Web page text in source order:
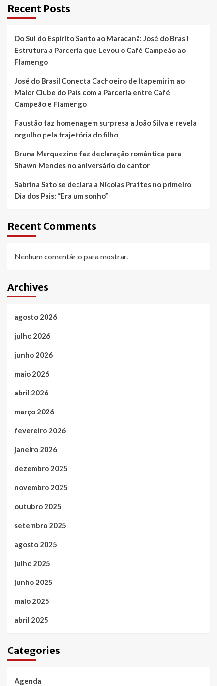
Recent Posts
Do Sul do Espírito Santo ao Maracanã: José do Brasil
Estrutura a Parceria que Levou o Café Campeão ao
Flamengo
José do Brasil Conecta Cachoeiro de Itapemirim ao
Maior Clube do País com a Parceria entre Café
Campeão e Flamengo
Faustão faz homenagem surpresa a João Silva e revela
orgulho pela trajetória do filho
Bruna Marquezine faz declaração romântica para
Shawn Mendes no aniversário do cantor
Sabrina Sato se declara a Nicolas Prattes no primeiro
Dia dos Pais: “Era um sonho”
Recent Comments
Nenhum comentário para mostrar.
Archives
agosto 2026
julho 2026
junho 2026
maio 2026
abril 2026
março 2026
fevereiro 2026
janeiro 2026
dezembro 2025
novembro 2025
outubro 2025
setembro 2025
agosto 2025
julho 2025
junho 2025
maio 2025
abril 2025
Categories
Agenda